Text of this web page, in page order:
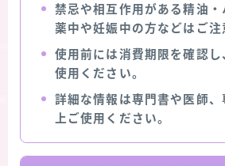
禁忌や相互作用がある精油・
薬中や妊娠中の方などはご注
使用前には消費期限を確認し
使用ください。
詳細な情報は専門書や医師、
上ご使用ください。